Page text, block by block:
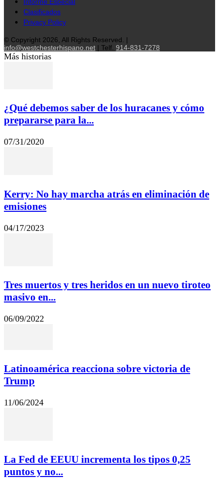
Informe Especial
Clasificados
Privacy Policy
© Copyright 2026, All Rights Reserved. |
info@westchesterhispano.net | Telf. 914-831-7278
Más historias
¿Qué debemos saber de los huracanes y cómo
prepararse para la...
07/31/2020
Kerry: No hay marcha atrás en eliminación de
emisiones
04/17/2023
Tres muertos y tres heridos en un nuevo tiroteo
masivo en...
06/09/2022
Latinoamérica reacciona sobre victoria de
Trump
11/06/2024
La Fed de EEUU incrementa los tipos 0,25
puntos y no...